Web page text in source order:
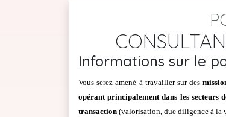
Informations sur le
Vous serez amené à travailler sur des
opérant principalement dans les secteurs
transaction(valorisation, due diligence à la